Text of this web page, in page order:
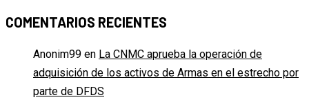
COMENTARIOS RECIENTES
Anonim99 en La CNMC aprueba la operación de
adquisición de los activos de Armas en el estrecho por
parte de DFDS